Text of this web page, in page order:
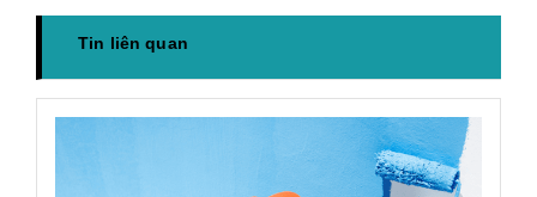
Tin liên quan